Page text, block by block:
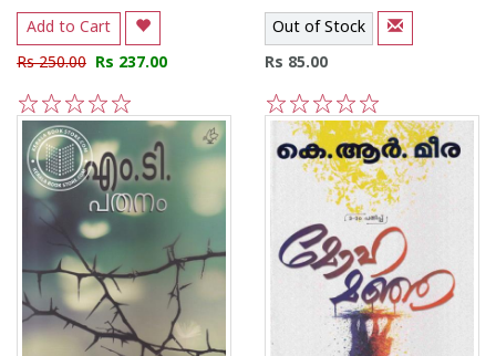
Add to Cart
Rs 250.00 Rs 237.00
5
4
3
2
1
Out of Stock
Rs 85.00
5
4
3
2
1